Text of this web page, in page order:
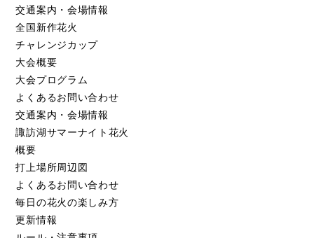
交通案内・会場情報
全国新作花火
チャレンジカップ
大会概要
大会プログラム
よくあるお問い合わせ
交通案内・会場情報
諏訪湖サマーナイト花火
概要
打上場所周辺図
よくあるお問い合わせ
毎日の花火の楽しみ方
更新情報